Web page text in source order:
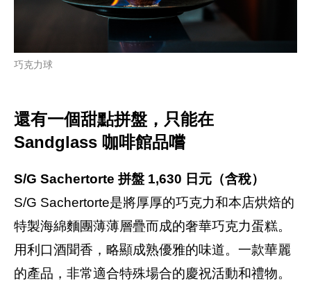
巧克力球
還有一個甜點拼盤，只能在
Sandglass 咖啡館品嚐
S/G Sachertorte 拼盤 1,630 日元（含稅）
S/G Sachertorte是將厚厚的巧克力和本店烘焙的
特製海綿麵團薄薄層疊而成的奢華巧克力蛋糕。
用利口酒聞香，略顯成熟優雅的味道。一款華麗
的產品，非常適合特殊場合的慶祝活動和禮物。